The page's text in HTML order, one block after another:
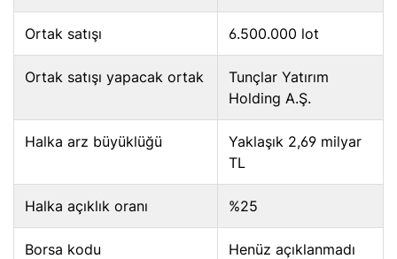
Ortak satışı 6.500.000 lot
Ortak satışı yapacak ortak
Tunçlar Yatırım
Holding A.Ş.
Halka arz büyüklüğü
Yaklaşık 2,69 milyar
TL
Halka açıklık oranı %25
Borsa kodu Henüz açıklanmadı